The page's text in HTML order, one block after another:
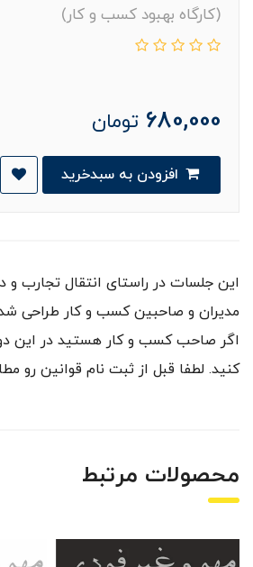
(کارگاه بهبود کسب و کار)
680,000 تومان
این جلسات در راستای انتقال تجارب و
مدیران و صاحبین کسب و کار طراحی
اگر صاحب کسب و کار هستید در این
کنید. لطفا قبل از ثبت نام قوانین رو
محصولات مرتبط